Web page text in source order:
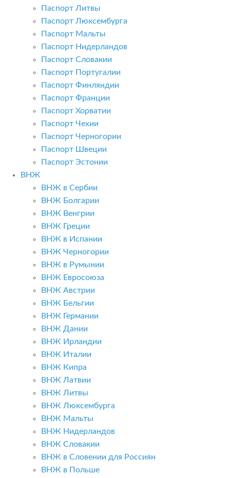
Паспорт Литвы
Паспорт Люксембурга
Паспорт Мальты
Паспорт Нидерландов
Паспорт Словакии
Паспорт Португалии
Паспорт Финляндии
Паспорт Франции
Паспорт Хорватии
Паспорт Чехии
Паспорт Черногории
Паспорт Швеции
Паспорт Эстонии
ВНЖ
ВНЖ в Сербии
ВНЖ Болгарии
ВНЖ Венгрии
ВНЖ Греции
ВНЖ в Испании
ВНЖ Черногории
ВНЖ в Румынии
ВНЖ Евросоюза
ВНЖ Австрии
ВНЖ Бельгии
ВНЖ Германии
ВНЖ Дании
ВНЖ Ирландии
ВНЖ Италии
ВНЖ Кипра
ВНЖ Латвии
ВНЖ Литвы
ВНЖ Люксембурга
ВНЖ Мальты
ВНЖ Нидерландов
ВНЖ Словакии
ВНЖ в Словении для Россиян
ВНЖ в Польше